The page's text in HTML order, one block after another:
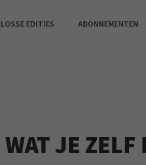
LOSSE EDITIES ABONNEMENTEN
JE